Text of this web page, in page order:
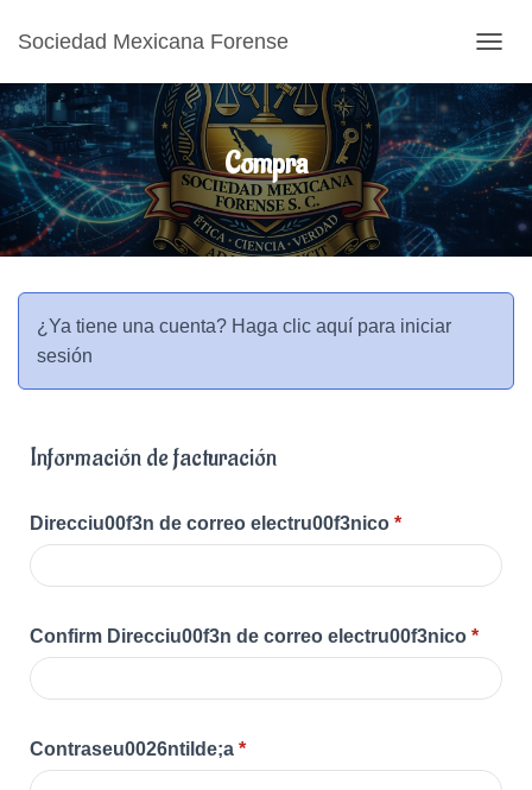
Sociedad Mexicana Forense
Compra
¿Ya tiene una cuenta? Haga clic aquí para iniciar
sesión
Información de facturación
Direcciu00f3n de correo electru00f3nico *
Confirm Direcciu00f3n de correo electru00f3nico *
Contraseu0026ntilde;a *